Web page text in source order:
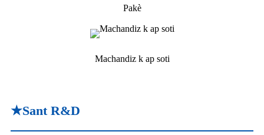
Pakè
Machandiz k ap soti
★Sant R&D